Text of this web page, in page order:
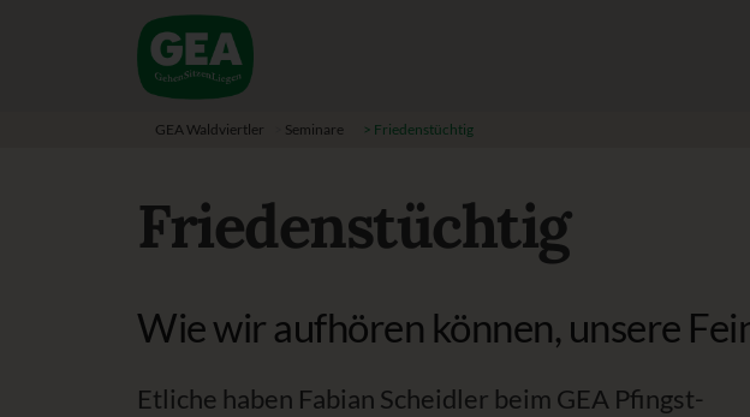
GEA Waldviertler Seminare > Friedenstüchtig
Friedenstüchtig
Wie wir aufhören können, unsere
Etliche haben Fabian Scheidler beim GEA Pfingst-